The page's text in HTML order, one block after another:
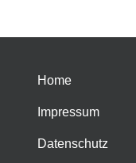
Home
Impressum
Datenschutz